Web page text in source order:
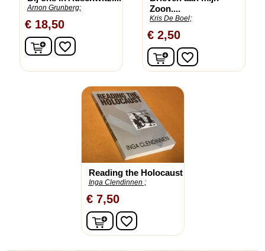
Arnon Grunberg;
€ 18,50
In winkelwagen
favorite_border
Zoon....
Kris De Boel;
€ 2,50
In winkelwagen
favorite_border
Reading the Holocaust
Inga Clendinnen ;
€ 7,50
In winkelwagen
favorite_border